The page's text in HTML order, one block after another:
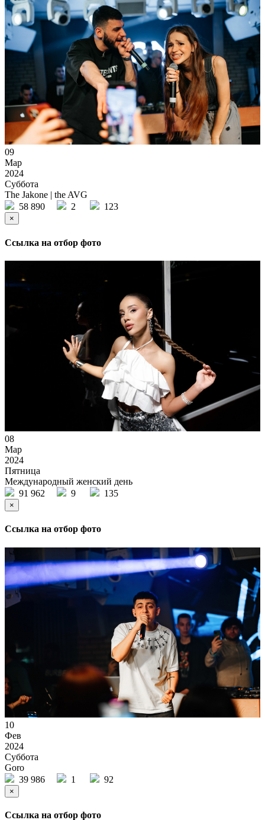
09
Мар
2024
Суббота
The Jakone | the AVG
58 890
2 123
×
Ссылка на отбор фото
08
Мар
2024
Пятница
Международный женский день
91 962
9 135
×
Ссылка на отбор фото
10
Фев
2024
Суббота
Goro
39 986
1 92
×
Ссылка на отбор фото